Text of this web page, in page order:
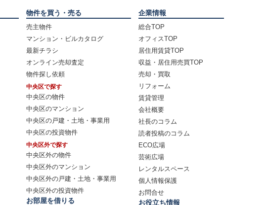
物件を買う・売る
売主物件
マンション・ビルカタログ
最新チラシ
オンライン売却査定
物件探し依頼
中央区で探す
中央区の物件
中央区のマンション
中央区の戸建・土地・事業用
中央区の投資物件
中央区外で探す
中央区外の物件
中央区外のマンション
中央区外の戸建・土地・事業用
中央区外の投資物件
お部屋を借りる
企業情報
総合TOP
オフィスTOP
居住用賃貸TOP
収益・居住用売買TOP
売却・買取
リフォーム
賃貸管理
会社概要
社長のコラム
読者投稿のコラム
ECO広場
芸術広場
レンタルスペース
個人情報保護
お問合せ
お役立ち情報